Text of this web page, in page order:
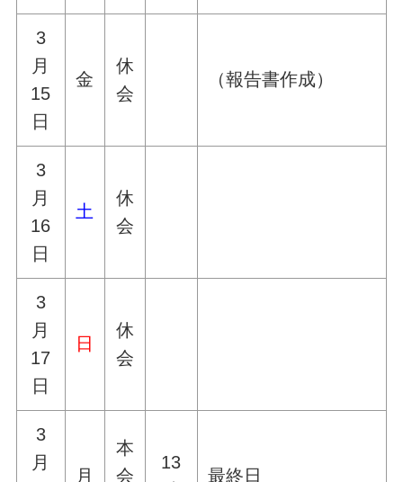
3
月
15
日
金
休
会
（報告書作成）
3
月
16
日
土
休
会
3
月
17
日
日
休
会
3
月
月
本
会
13
最終日